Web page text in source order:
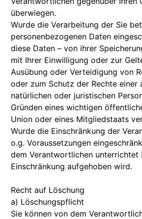
überwiegen.
Wurde die Verarbeitung der Sie
personenbezogenen Daten
diese Daten – von ihrer
mit Ihrer Einwilligung oder zur
Ausübung oder Verteidigung von
oder zum Schutz der Rechte einer
natürlichen oder juristischen
Gründen eines wichtigen
Union oder eines Mitgliedstaats
Wurde die Einschränkung der
o.g. Voraussetzungen
dem Verantwortlichen unterrichtet
Einschränkung aufgehoben wird.
Recht auf Löschung
a) Löschungspflicht
Sie können von dem